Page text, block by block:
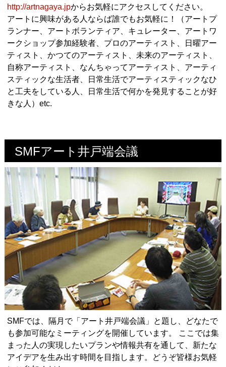
http://artnagaya.jpからお気軽にアクセスしてください。
アートに興味がある人ならば誰でもお気軽に！（アートプ
ランナー、アートボランティア、キュレーター、アートワ
ークショップ参加経験者、プロのアーティスト、日曜アー
ティスト、かつてのアーティスト、未来のアーティスト、
自称アーティスト、なんちゃってアーティスト、アーティ
スティックな生活者、日常生活でアーティスティックなひ
と工夫をしている人、日常生活で何かを発見することが好
きな人）etc.
SMFアート井戸端会議
SMFでは、隔月で「アート井戸端会議」と題し、どなたで
も参加可能なミーティングを開催しています。 ここでは集
まった人の実現したいプランや情報共有を通して、新たな
アイデアを生み出す時間を目指します。どうぞ皆様お気軽